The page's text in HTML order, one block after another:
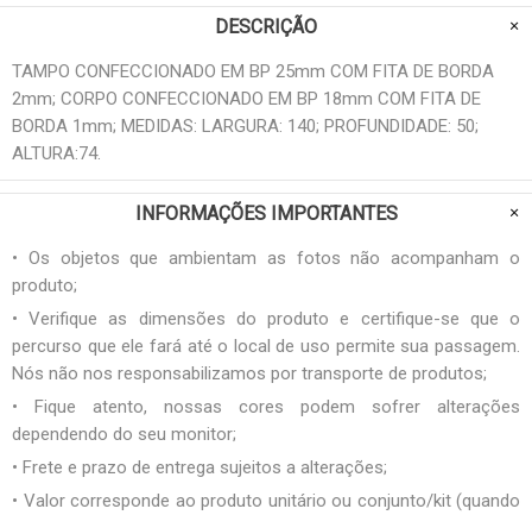
DESCRIÇÃO
TAMPO CONFECCIONADO EM BP 25mm COM FITA DE BORDA
2mm; CORPO CONFECCIONADO EM BP 18mm COM FITA DE
BORDA 1mm; MEDIDAS: LARGURA: 140; PROFUNDIDADE: 50;
ALTURA:74.
INFORMAÇÕES IMPORTANTES
• Os objetos que ambientam as fotos não acompanham o
produto;
• Verifique as dimensões do produto e certifique-se que o
percurso que ele fará até o local de uso permite sua passagem.
Nós não nos responsabilizamos por transporte de produtos;
• Fique atento, nossas cores podem sofrer alterações
dependendo do seu monitor;
• Frete e prazo de entrega sujeitos a alterações;
• Valor corresponde ao produto unitário ou conjunto/kit (quando